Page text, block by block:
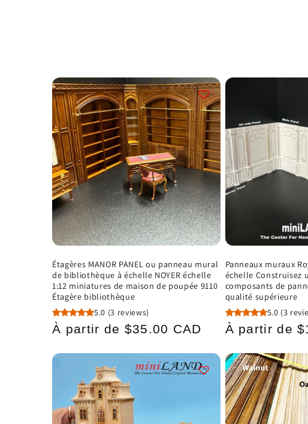
l
e
c
t
i
o
n
:
Étagères MANOR PANEL ou panneau mural
de bibliothèque à échelle NOYER échelle
1:12 miniatures de maison de poupée 9110
Étagère bibliothèque
5.0 (3 reviews)
Prix
À partir de $35.00 CAD
Panneaux muraux
échelle Construisez
composants de
qualité supérieure
5.0 (3
Prix
À partir de